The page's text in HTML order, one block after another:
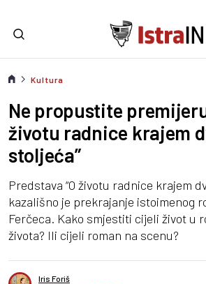
Kultura
Ne propustite premijeru
životu radnice krajem
stoljeća”
Predstava “O životu radnice krajem
kazališno je prekrajanje istoimenog
Ferčeca. Kako smjestiti cijeli život u
života? Ili cijeli roman na scenu?
Iris Foriš